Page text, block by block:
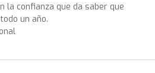
la confianza que da saber que
un año.